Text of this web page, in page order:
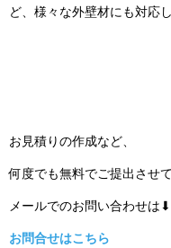
ど、様々な外壁材にも対応
お見積りの作成など、
何度でも無料でご提出させて
メールでのお問い合わせは
お問合せはこちら